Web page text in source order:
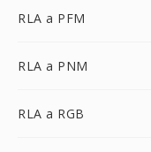
RLA a PFM
RLA a PNM
RLA a RGB